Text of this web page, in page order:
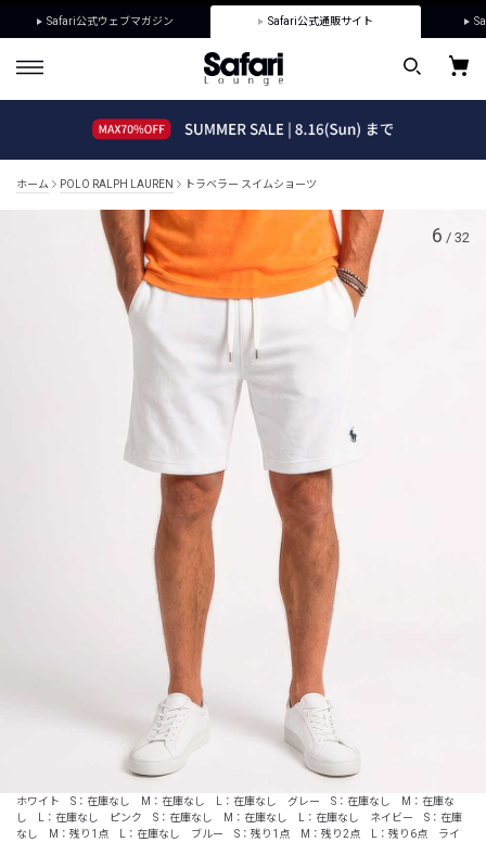
Safari公式ウェブマガジン Safari公式通販サイト
ホーム POLO RALPH LAUREN トラベラー スイムショーツ
ホワイト S：在庫なし M：在庫なし L：在庫なし グレー S：在庫なし M：在庫な
し L：在庫なし ピンク S：在庫なし M：在庫なし L：在庫なし ネイビー S：在庫
なし M：残り1点 L：在庫なし ブルー S：残り1点 M：残り2点 L：残り6点 ライ
6 / 32